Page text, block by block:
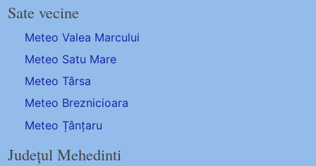
Sate vecine
Meteo Valea Marcului
Meteo Satu Mare
Meteo Târsa
Meteo Breznicioara
Meteo Țânțaru
Județul Mehedinti